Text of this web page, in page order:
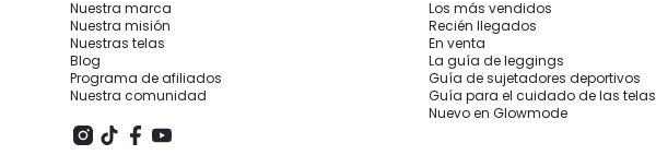
Nuestra marca
Nuestra misión
Nuestras telas
Blog
Programa de afiliados
Nuestra comunidad
Los más vendidos
Recién llegados
En venta
La guía de leggings
Guía de sujetadores deportivos
Guía para el cuidado de las telas
Nuevo en Glowmode